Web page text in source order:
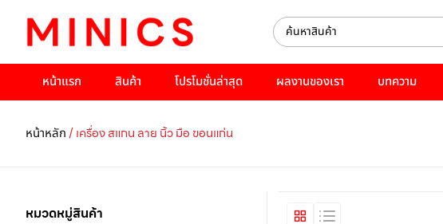
หน้าแรก สินค้า โปรโมชั่นล่าสุด ผลงานของเรา บทความ
หน้าหลัก/ เครื่อง สแกน ลาย นิ้ว มือ ขอนแก่น
หมวดหมู่สินค้า